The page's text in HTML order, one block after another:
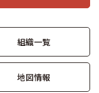
組織一覧
地図情報